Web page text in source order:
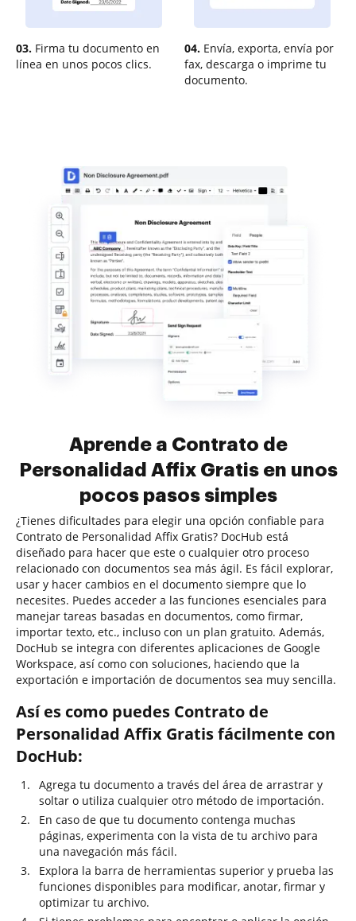
03. Firma tu documento en
línea en unos pocos clics.
04. Envía, exporta, envía por
fax, descarga o imprime tu
documento.
Aprende a Contrato de
Personalidad Affix Gratis en unos
pocos pasos simples
¿Tienes dificultades para elegir una opción confiable para
Contrato de Personalidad Affix Gratis? DocHub está
diseñado para hacer que este o cualquier otro proceso
relacionado con documentos sea más ágil. Es fácil explorar,
usar y hacer cambios en el documento siempre que lo
necesites. Puedes acceder a las funciones esenciales para
manejar tareas basadas en documentos, como firmar,
importar texto, etc., incluso con un plan gratuito. Además,
DocHub se integra con diferentes aplicaciones de Google
Workspace, así como con soluciones, haciendo que la
exportación e importación de documentos sea muy sencilla.
Así es como puedes Contrato de
Personalidad Affix Gratis fácilmente con
DocHub:
Agrega tu documento a través del área de arrastrar y
soltar o utiliza cualquier otro método de importación.
En caso de que tu documento contenga muchas
páginas, experimenta con la vista de tu archivo para
una navegación más fácil.
Explora la barra de herramientas superior y prueba las
funciones disponibles para modificar, anotar, firmar y
optimizar tu archivo.